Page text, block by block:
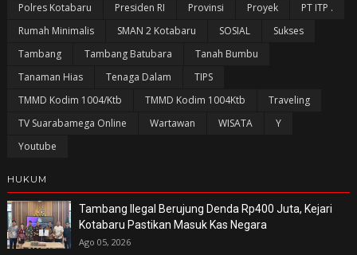
Polres Kotabaru
Presiden RI Provinsi Proyek
PT ITP .
Rumah Minimalis
SMAN 2 Kotabaru SOSIAL
Sukses
Tambang
Tambang Batubara
Tanah Bumbu
Tanaman Hias
Tenaga Dalam
TIPS
TMMD Kodim 1004/Ktb
TMMD Kodim 1004Ktb
Traveling
TV Suarabamega Online
Wartawan WISATA
Y
Youtube
HUKUM
Tambang Ilegal Berujung Denda Rp400 Juta, Kejari
Kotabaru Pastikan Masuk Kas Negara
Ago 05, 2026